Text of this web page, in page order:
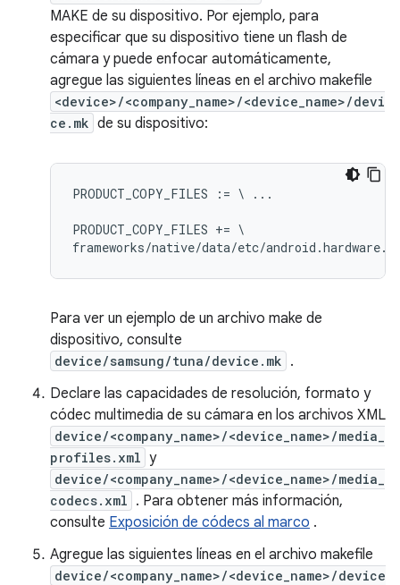
MAKE de su dispositivo. Por ejemplo, para
especificar que su dispositivo tiene un flash de
cámara y puede enfocar automáticamente,
agregue las siguientes líneas en el archivo makefile
<device>/<company_name>/<device_name>/devi
ce.mk de su dispositivo:
PRODUCT_COPY_FILES := \ ...
PRODUCT_COPY_FILES += \
Para ver un ejemplo de un archivo make de
dispositivo, consulte
device/samsung/tuna/device.mk .
Declare las capacidades de resolución, formato y
códec multimedia de su cámara en los archivos XML
device/<company_name>/<device_name>/media_
profiles.xml y
device/<company_name>/<device_name>/media_
codecs.xml . Para obtener más información,
consulte Exposición de códecs al marco .
Agregue las siguientes líneas en el archivo makefile
device/<company_name>/<device_name>/device